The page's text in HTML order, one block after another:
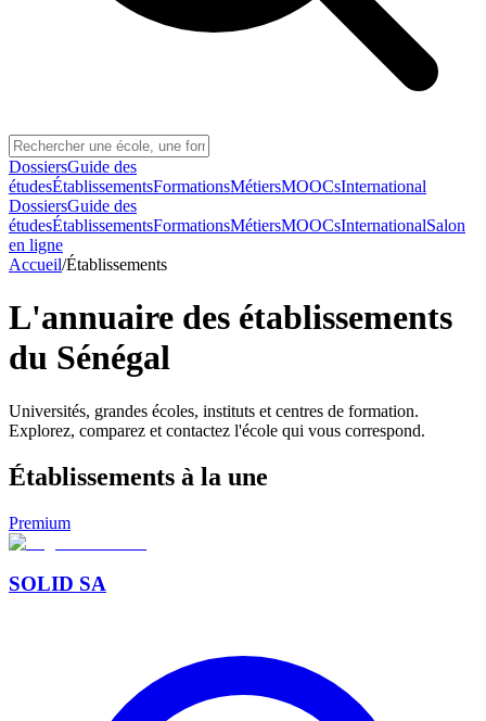
DossiersGuide des
étudesÉtablissementsFormationsMétiersMOOCsInternational
DossiersGuide des
étudesÉtablissementsFormationsMétiersMOOCsInternationalSalon
en ligne
Accueil/Établissements
L'annuaire des établissements
du Sénégal
Universités, grandes écoles, instituts et centres de formation.
Explorez, comparez et contactez l'école qui vous correspond.
Établissements à la une
Premium
SOLID SA